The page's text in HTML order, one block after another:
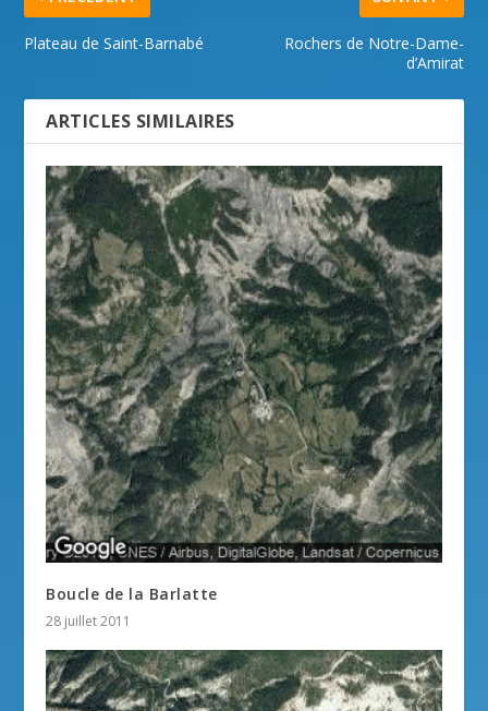
Plateau de Saint-Barnabé
Rochers de Notre-Dame-
d’Amirat
ARTICLES SIMILAIRES
Boucle de la Barlatte
28 juillet 2011